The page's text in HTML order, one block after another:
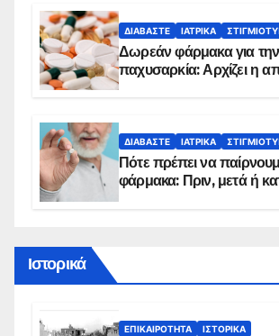
ΔΙΑΒΆΣΤΕ ΙΑΤΡΙΚΆ
Δωρεάν φάρμακα για την
παχυσαρκία: Αρχίζει η
ΔΙΑΒΆΣΤΕ ΙΑΤΡΙΚΆ
Πότε πρέπει να
φάρμακα: Πριν, μετά ή
Ιστορικά
ΕΠΙΚΑΙΡΌΤΗΤΑ ΙΣΤΟΡΙΚΆ